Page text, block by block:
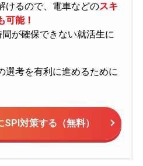
けるので、電車などのスキ
可能！
が確保できない就活生に
選考を有利に進めるために
対策する（無料）